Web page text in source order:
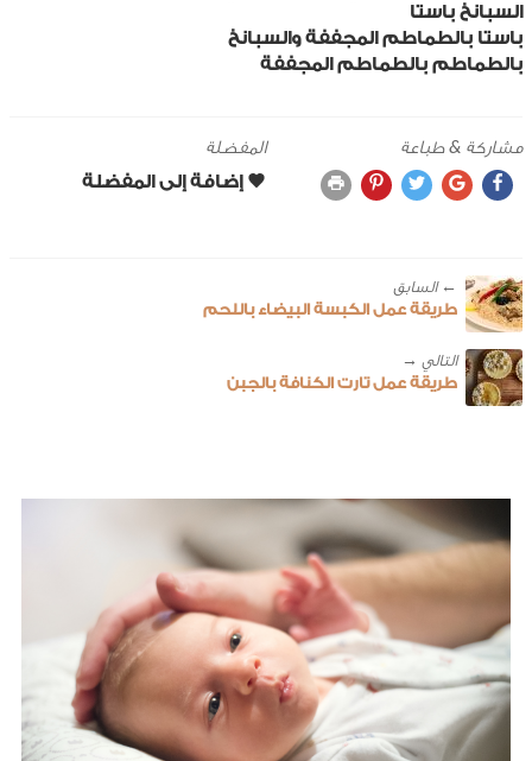
السبانخ باستا
باستا بالطماطم المجففة والسبانخ
بالطماطم بالطماطم المجففة
مشاركة & طباعة المفضلة
← ‎السابق
طريقة عمل الكبسة البيضاء باللحم
طريقة عمل تارت الكنافة بالجبن